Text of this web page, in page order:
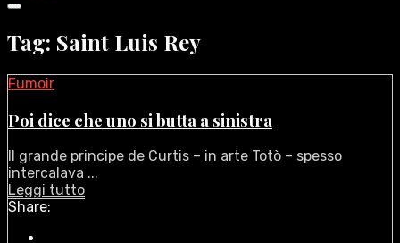
Tag: Saint Luis Rey
Fumoir
Poi dice che uno si butta a sinistra
Il grande principe de Curtis – in arte Totò – spesso
intercalava ...
Leggi tutto
Share: